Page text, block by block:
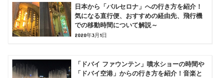
日本から「バルセロナ」への行き方を紹介！
気になる直行便、おすすめの経由先、飛行機
での移動時間について解説～
2020年3月1日
「ドバイ ファウンテン」噴水ショーの時間や
「ドバイ空港」からの行き方を紹介！音楽と